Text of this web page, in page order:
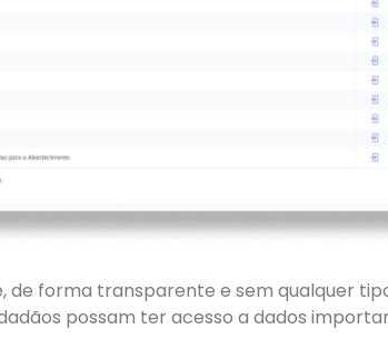
de forma transparente e sem qualquer
possam ter acesso a dados